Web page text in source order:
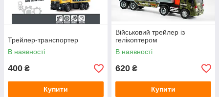
Трейлер-транспортер
В наявності
400 ₴
Купити
Військовий трейлер із
гелікоптером
В наявності
620 ₴
Купити